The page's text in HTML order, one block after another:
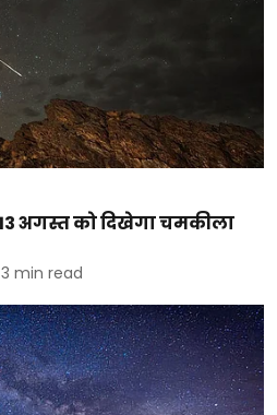
13 अगस्त को दिखेगा चमकीला
3 min read